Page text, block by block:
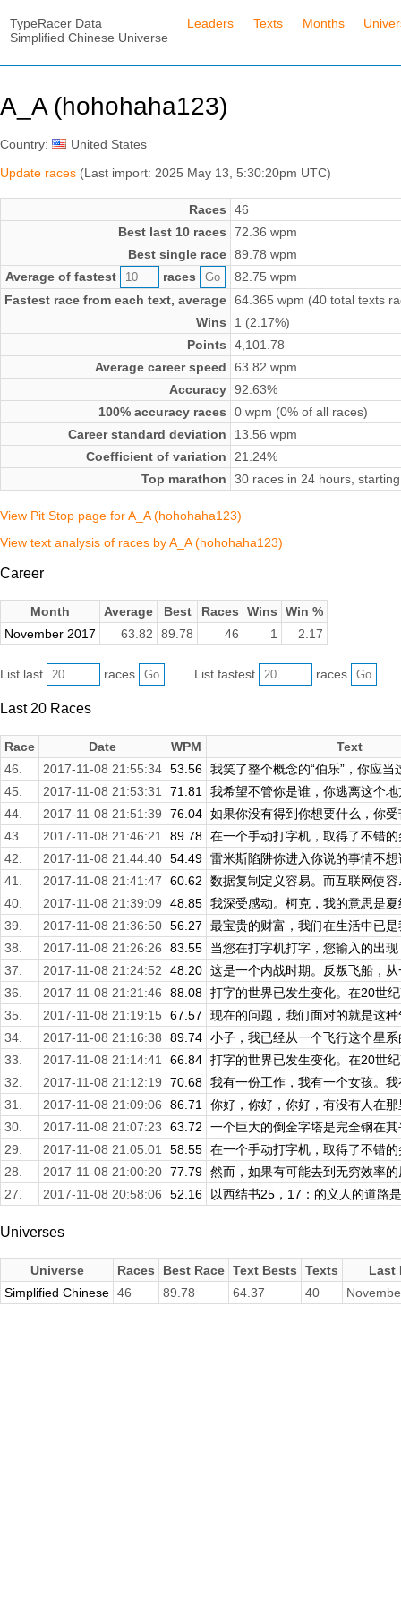
TypeRacer Data
Simplified Chinese Universe
Leaders Texts Months
A_A (hohohaha123)
Country:
United States
Update races (Last import: 2025 May 13, 5:30:20pm UTC)
Races
46
Best last 10 races
72.36 wpm
Best single race 89.78 wpm
Average of fastest
races
82.75 wpm
Fastest race from each text, average 64.365 wpm (40 total texts
Wins
1 (2.17%)
Points
4,101.78
Average career speed
63.82 wpm
Accuracy 92.63%
100% accuracy races
0 wpm (0% of all races)
Career standard deviation
13.56 wpm
Coefficient of variation
21.24%
Top marathon
30 races in 24 hours,
View Pit Stop page for A_A (hohohaha123)
View text analysis of races by A_A (hohohaha123)
Career
Month Average Best Races Wins
Win %
November 2017
63.82 89.78 46 1 2.17
List last races List fastest races
Last 20 Races
Race Date WPM
Text
46.
2017-11-08 21:55:34 53.56 我笑了整个概念的“伯乐”，你应当
45.
2017-11-08 21:53:31 71.81
我希望不管你是谁，你逃离这个
44.
2017-11-08 21:51:39 76.04 如果你没有得到你想要什么，你
43.
2017-11-08 21:46:21 89.78 在一个手动打字机，取得了不错
42.
2017-11-08 21:44:40 54.49 雷米斯陷阱你进入你说的事情不想
41.
2017-11-08 21:41:47 60.62
数据复制定义容易。而互联网使
40.
2017-11-08 21:39:09 48.85 我深受感动。柯克，我的意思是
39.
2017-11-08 21:36:50 56.27
最宝贵的财富，我们在生活中已
38.
2017-11-08 21:26:26 83.55
当您在打字机打字，您输入的出
37.
2017-11-08 21:24:52 48.20 这是一个内战时期。反叛飞船，
36.
2017-11-08 21:21:46 88.08 打字的世界已发生变化。在20世
35.
2017-11-08 21:19:15 67.57
现在的问题，我们面对的就是这
34.
2017-11-08 21:16:38 89.74 小子，我已经从一个飞行这个星
33.
2017-11-08 21:14:41 66.84 打字的世界已发生变化。在20世
32.
2017-11-08 21:12:19 70.68 我有一份工作，我有一个女孩。
31.
2017-11-08 21:09:06 86.71
你好，你好，你好，有没有人在
30.
2017-11-08 21:07:23 63.72
一个巨大的倒金字塔是完全钢在
29.
2017-11-08 21:05:01 58.55 在一个手动打字机，取得了不错
28.
2017-11-08 21:00:20 77.79 然而，如果有可能去到无穷效率
27.
2017-11-08 20:58:06 52.16 以西结书25，17：的义人的道路
Universes
Universe Races Best Race Text Bests Texts
Last
Simplified Chinese 46 89.78 64.37 40